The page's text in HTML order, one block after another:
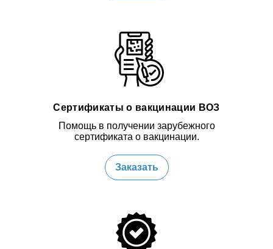
Сертификаты о вакцинации ВОЗ
Помощь в получении зарубежного
сертификата о вакцинации.
Заказать